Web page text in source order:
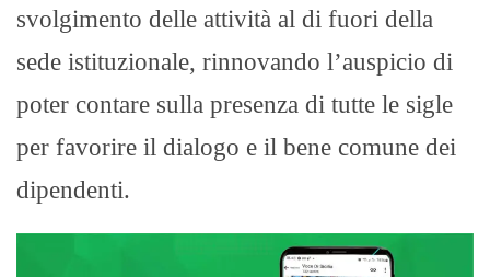
svolgimento delle attività al di fuori della
sede istituzionale, rinnovando l’auspicio di
poter contare sulla presenza di tutte le sigle
per favorire il dialogo e il bene comune dei
dipendenti.